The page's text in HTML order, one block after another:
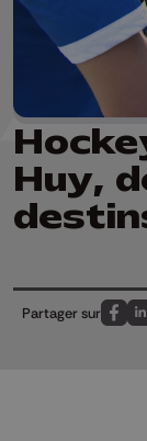
Huy,
Partager sur